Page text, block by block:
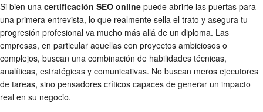
Si bien una certificación SEO online puede abrirte las puertas para
una primera entrevista, lo que realmente sella el trato y asegura tu
progresión profesional va mucho más allá de un diploma. Las
empresas, en particular aquellas con proyectos ambiciosos o
complejos, buscan una combinación de habilidades técnicas,
analíticas, estratégicas y comunicativas. No buscan meros ejecutores
de tareas, sino pensadores críticos capaces de generar un impacto
real en su negocio.